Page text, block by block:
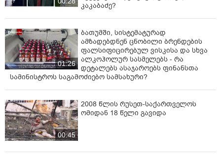
კაკაბაძე?
01:26
ბათუმში, სისტემატურად
ამზადებდნენ ცნობილი ბრენდების
ფალსიფიცირებულ ვისკისა და სხვა
ალკოჰოლურ სასმელებს - რა
დეტალებს ასაჯაროებს ფინანსთა
სამინისტროს საგამოძიებო სამსახური?
00:45
2008 წლის რუსეთ-საქართველოს
ომიდან 18 წელი გავიდა